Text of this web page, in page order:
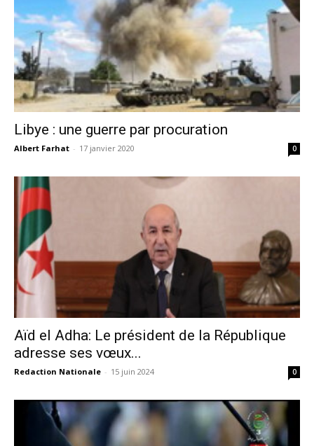
Libye : une guerre par procuration
Albert Farhat - 17 janvier 2020 0
Aïd el Adha: Le président de la République
adresse ses vœux...
Redaction Nationale - 15 juin 2024 0